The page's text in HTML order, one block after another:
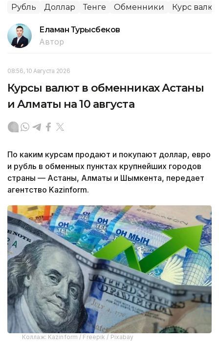
Рубль Доллар Тенге Обменники Курс валют
Еламан Турысбеков
Автор
08:56, 10 Августа 2026
Курсы валют в обменниках Астаны
и Алматы на 10 августа
По каким курсам продают и покупают доллар, евро
и рубль в обменных пунктах крупнейших городов
страны — Астаны, Алматы и Шымкента, передает
агентство Kazinform.
Коллаж: Kazinform / Freepik / Pixabay